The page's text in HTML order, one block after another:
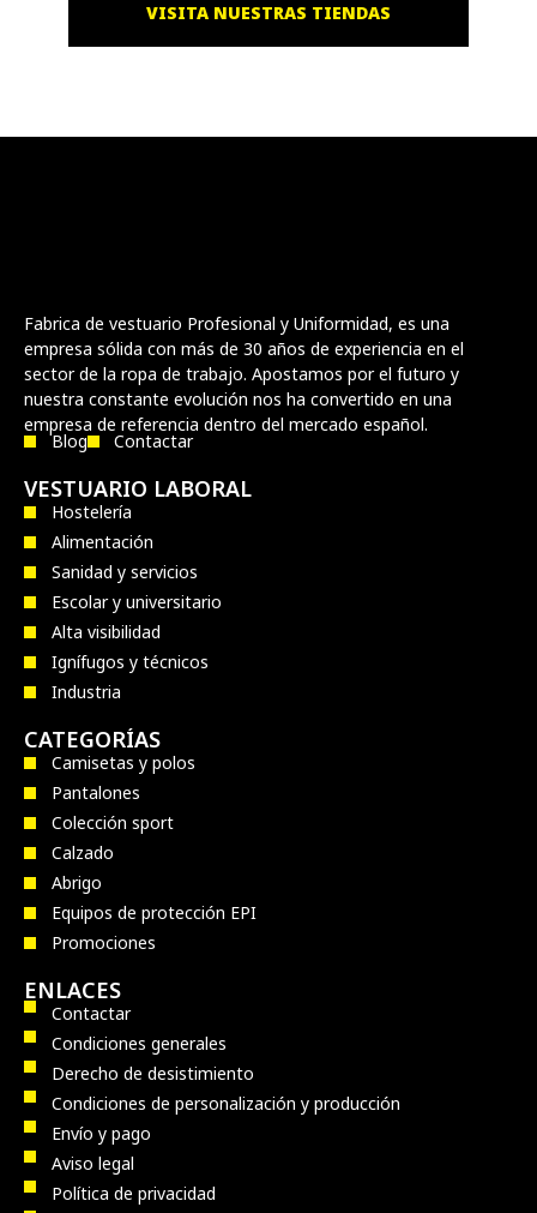
VISITA NUESTRAS TIENDAS
Fabrica de vestuario Profesional y Uniformidad, es una
empresa sólida con más de 30 años de experiencia en el
sector de la ropa de trabajo. Apostamos por el futuro y
nuestra constante evolución nos ha convertido en una
empresa de referencia dentro del mercado español.
Blog Contactar
VESTUARIO LABORAL
Hostelería
Alimentación
Sanidad y servicios
Escolar y universitario
Alta visibilidad
Ignífugos y técnicos
Industria
CATEGORÍAS
Camisetas y polos
Pantalones
Colección sport
Calzado
Abrigo
Equipos de protección EPI
Promociones
ENLACES
Contactar
Condiciones generales
Derecho de desistimiento
Condiciones de personalización y producción
Envío y pago
Aviso legal
Política de privacidad